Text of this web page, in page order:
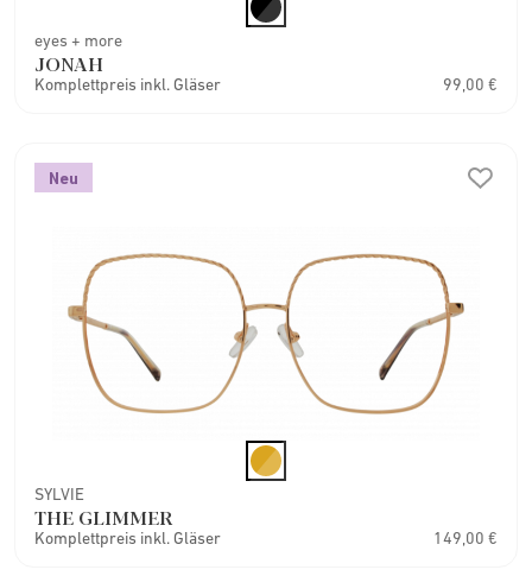
eyes + more
JONAH
Komplettpreis inkl. Gläser 99,00 €
Neu
SYLVIE
THE GLIMMER
Komplettpreis inkl. Gläser 149,00 €